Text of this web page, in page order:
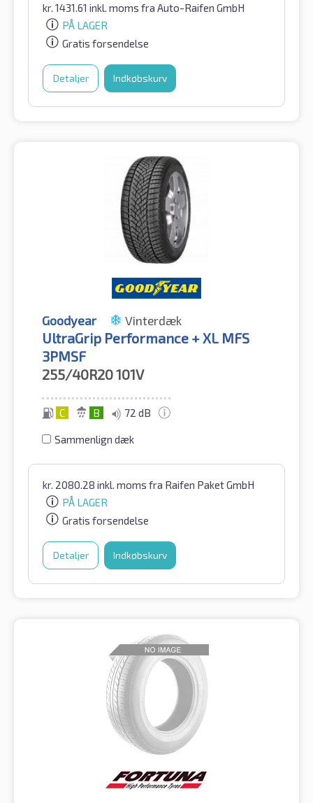
kr. 1431.61 inkl. moms fra Auto-Raifen GmbH
PÅ LAGER
Gratis forsendelse
Detaljer Indkøbskurv
Goodyear Vinterdæk
UltraGrip Performance + XL MFS
3PMSF
255/40R20101V
C B 72 dB
Sammenlign dæk
kr. 2080.28 inkl. moms fra Raifen Paket GmbH
PÅ LAGER
Gratis forsendelse
Detaljer Indkøbskurv